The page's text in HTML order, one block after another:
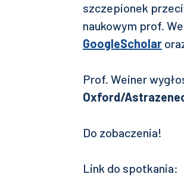
szczepionek
naukowym prof.
GoogleScholar
Prof. Weiner
Oxford/
Do zobaczenia!
Link do spotkania: